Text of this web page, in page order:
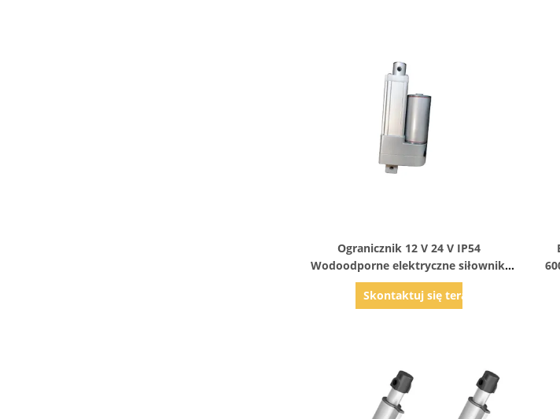
Ogranicznik 12 V 24 V IP54
Wodoodporne elektryczne siłowniki
liniowe o małych rozmiarach
Skontaktuj się teraz